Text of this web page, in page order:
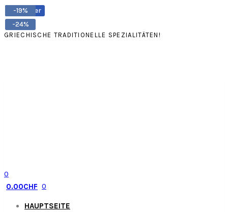
GRIECHISCHE TRADITIONELLE SPEZIALITÄTEN!
0
0.00CHF 0
HAUPTSEITE
Bestseller
-24%
-14%
-15%
-13%
-19%